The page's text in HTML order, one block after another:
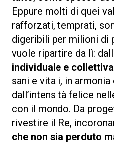
Eppure molti di quei
rafforzati, temprati,
digeribili per milioni di
vuole ripartire da lì:
individuale e collettiva
sani e vitali, in
dall’intensità felice
con il mondo. Da
rivestire il Re,
che non sia perduto